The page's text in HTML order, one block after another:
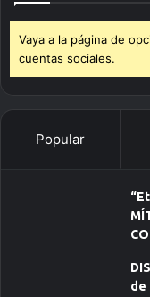
Vaya a la página de
cuentas sociales.
Popular
de